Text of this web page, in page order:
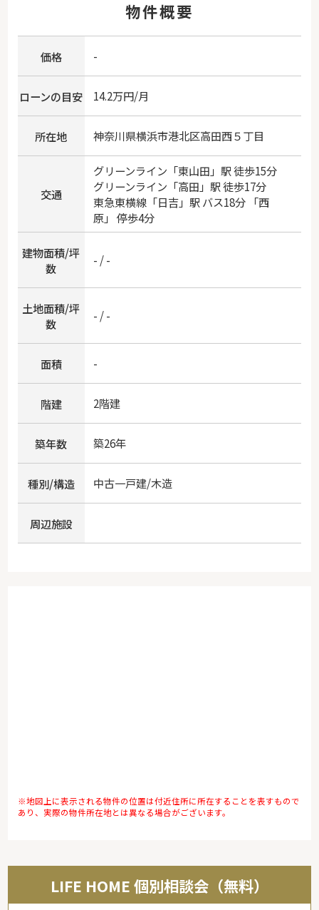
物件概要
価格 -
ローンの目安 14.2万円/月
所在地 神奈川県横浜市港北区高田西５丁目
交通
グリーンライン 「東山田 」駅 徒歩15分
グリーンライン 「高田 」駅 徒歩17分
東急東横線「日吉」駅 バス18分 「西
原」 停歩4分
建物面積/坪
数
- / -
土地面積/坪
数
- / -
面積 -
階建 2階建
築年数 築26年
種別/構造 中古一戸建/木造
周辺施設
※地図上に表示される物件の位置は付近住所に所在することを表すもので
あり、実際の物件所在地とは異なる場合がございます。
LIFE HOME 個別相談会（無料）